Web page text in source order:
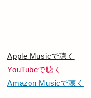
Apple Musicで聴く
YouTubeで聴く
Amazon Musicで聴く